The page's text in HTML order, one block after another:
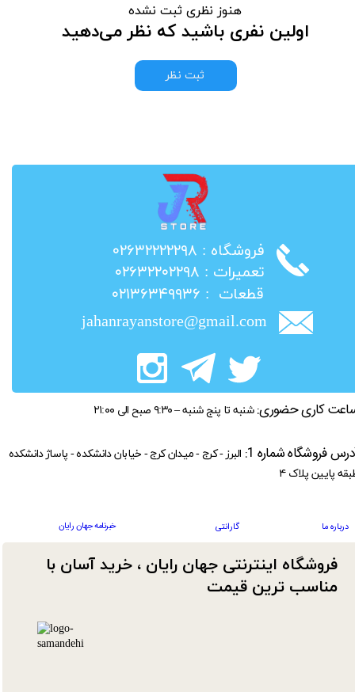
هنوز نظری ثبت نشده
اولین نفری باشید که نظر می‌دهید
ثبت نظر
​فروشگاه : ۰۲۶۳۲۲۲۲۲۹۸
​تعمیرات : ۰۲۶۳۲۲۰۲۲۹۸
​قطعات : ۰۲۱۳۶۳۴۹۹۳۶
jahanrayanstore@gmail.com
فروشگاه اینترنتی جهان رایان ، خرید آسان با
مناسب ترین قیمت​​​​​​​
کاری حضوری: شنبه تا پنج شنبه – ۹:۳۰ صبح الی ۲۱:۰۰
درباره ما گارانتی خبرنامه جهان رایان
فروشگاه شماره 1:
البرز - کرج - میدان کرج - خیابان دانشکده - پاساژ دانشکده
پایین پلاک ۴